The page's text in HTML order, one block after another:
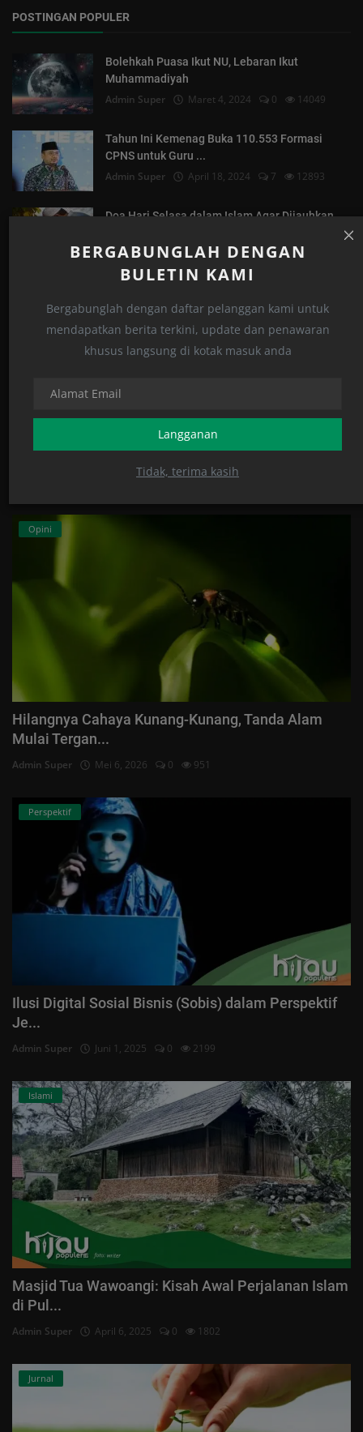
BERGABUNGLAH DENGAN
BULETIN KAMI
Bergabunglah dengan daftar pelanggan kami untuk
mendapatkan berita terkini, update dan penawaran
khusus langsung di kotak masuk anda
Langganan
Tidak, terima kasih
POSTINGAN POPULER
Bolehkah Puasa Ikut NU, Lebaran Ikut
Muhammadiyah
Admin Super Maret 4, 2024 0 14049
Tahun Ini Kemenag Buka 110.553 Formasi
CPNS untuk Guru ...
Admin Super April 18, 2024 7 12893
Doa Hari Selasa dalam Islam Agar Dijauhkan
Admin Super Desember 19, 2023
0
8487
Keren, IAIN Palopo Kampus Terbaik se-Luwu
Raya Versi We...
Januari 31, 2025
Admin Super
Opini
Hilangnya Cahaya Kunang-Kunang, Tanda Alam
Mulai Tergan...
Admin Super Mei 6, 2026 0 951
Perspektif
Ilusi Digital Sosial Bisnis (Sobis) dalam Perspektif
Je...
Admin Super Juni 1, 2025 0 2199
Islami
Masjid Tua Wawoangi: Kisah Awal Perjalanan Islam
di Pul...
Admin Super April 6, 2025 0 1802
Jurnal